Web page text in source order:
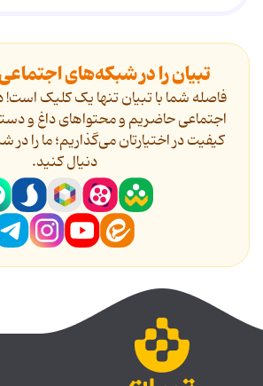
تبیان را در شبکه‌های
فاصله شما با تبیان تنها یک کلیک
اجتماعی حاضریم و محتواهای داغ و
کیفیت در اختیارتان می‌گذاریم؛ ما را
دنیال کنید.